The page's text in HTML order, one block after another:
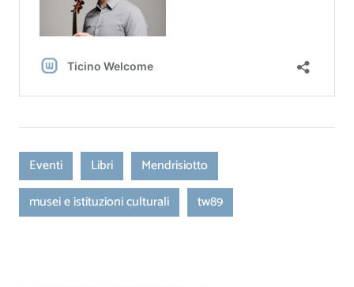
Eventi Libri
Mendrisiotto
musei e istituzioni culturali
tw89